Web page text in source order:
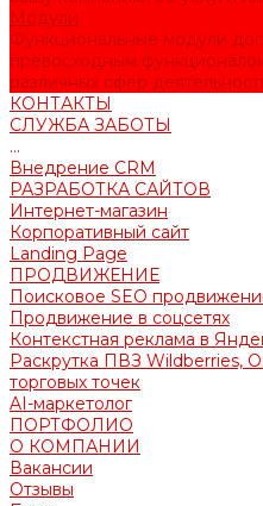
Модули
Функциональные модули
превосходным
различных сфер
КОНТАКТЫ
СЛУЖБА ЗАБОТЫ
...
Внедрение CRM
РАЗРАБОТКА САЙТОВ
Интернет-магазин
Корпоративный сайт
Landing Page
ПРОДВИЖЕНИЕ
Поисковое SEO
Продвижение в соцсетях
Контекстная реклама в
Раскрутка ПВЗ Wildberries,
торговых точек
AI-маркетолог
ПОРТФОЛИО
О КОМПАНИИ
Вакансии
Отзывы